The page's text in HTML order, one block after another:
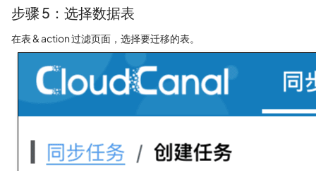
步骤 5：选择数据表
在表 & action 过滤页面，选择要迁移的表。